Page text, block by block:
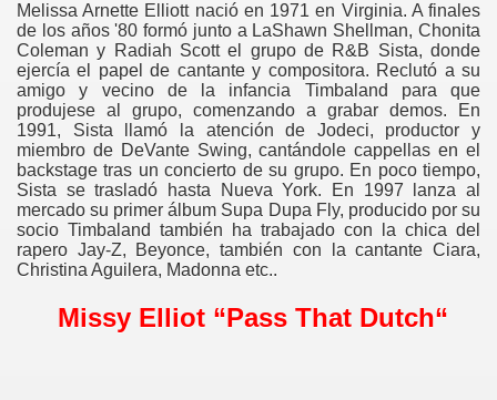
Melissa Arnette Elliott nació en 1971 en Virginia. A finales
de los años '80 formó junto a LaShawn Shellman, Chonita
Coleman y Radiah Scott el grupo de R&B Sista, donde
ejercía el papel de cantante y compositora. Reclutó a su
amigo y vecino de la infancia Timbaland para que
produjese al grupo, comenzando a grabar demos. En
1991, Sista llamó la atención de Jodeci, productor y
miembro de DeVante Swing, cantándole cappellas en el
backstage tras un concierto de su grupo. En poco tiempo,
Sista se trasladó hasta Nueva York. En 1997 lanza al
mercado su primer álbum Supa Dupa Fly, producido por su
socio Timbaland también ha trabajado con la chica del
rapero Jay-Z, Beyonce, también con la cantante Ciara,
Christina Aguilera, Madonna etc..
Missy Elliot “Pass That Dutch“